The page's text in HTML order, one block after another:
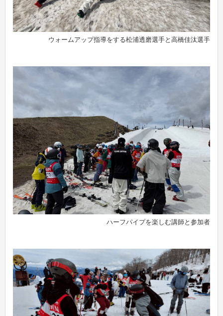
ウォームアップ指導をする松浦透磨選手と高橋佳汰選手
ハーフパイプを楽しむ講師と参加者